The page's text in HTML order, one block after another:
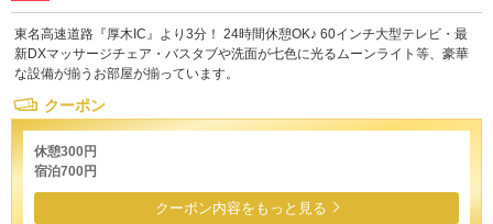
東名高速道路『厚木IC』より3分！ 24時間休憩OK♪ 60インチ大型テレビ・最
新DXマッサージチェア・バスタブや洗面が七色に光るムーンライト等、豪華
な設備が揃うお部屋が揃っています。
クーポン
休憩300円
宿泊700円
クーポン内容をもっと見る